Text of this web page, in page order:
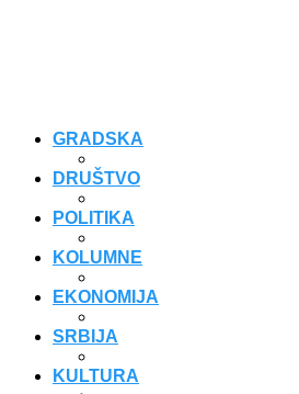
GRADSKA
DRUŠTVO
POLITIKA
KOLUMNE
EKONOMIJA
SRBIJA
KULTURA